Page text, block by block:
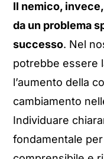
Il nemico,
da un problema
successo. Nel
potrebbe essere
l’aumento della
cambiamento
Individuare
fondamentale